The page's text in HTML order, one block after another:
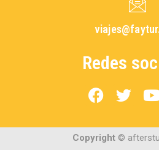
Redes
Copyright ©️